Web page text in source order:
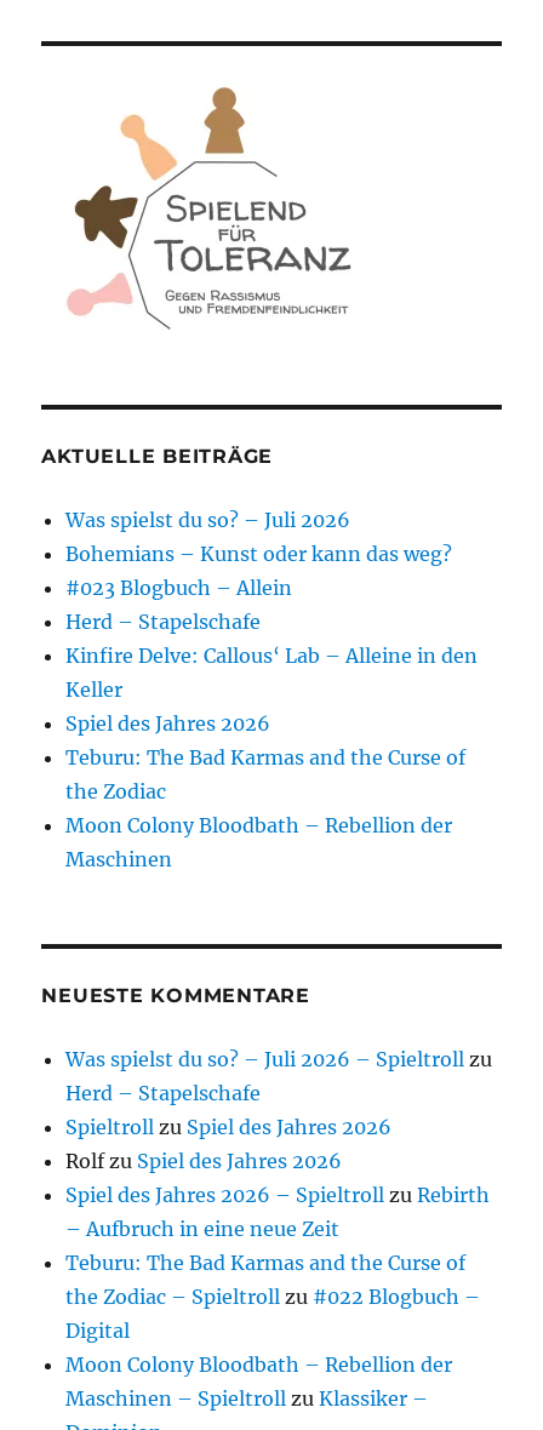
AKTUELLE BEITRÄGE
Was spielst du so? – Juli 2026
Bohemians – Kunst oder kann das weg?
#023 Blogbuch – Allein
Herd – Stapelschafe
Kinfire Delve: Callous‘ Lab – Alleine in den
Keller
Spiel des Jahres 2026
Teburu: The Bad Karmas and the Curse of
the Zodiac
Moon Colony Bloodbath – Rebellion der
Maschinen
NEUESTE KOMMENTARE
Was spielst du so? – Juli 2026 – Spieltroll zu
Herd – Stapelschafe
Spieltroll zu Spiel des Jahres 2026
Rolfzu Spiel des Jahres 2026
Spiel des Jahres 2026 – Spieltroll zuRebirth
– Aufbruch in eine neue Zeit
Teburu: The Bad Karmas and the Curse of
the Zodiac – Spieltroll zu #022 Blogbuch –
Digital
Moon Colony Bloodbath – Rebellion der
Maschinen – Spieltroll zuKlassiker –